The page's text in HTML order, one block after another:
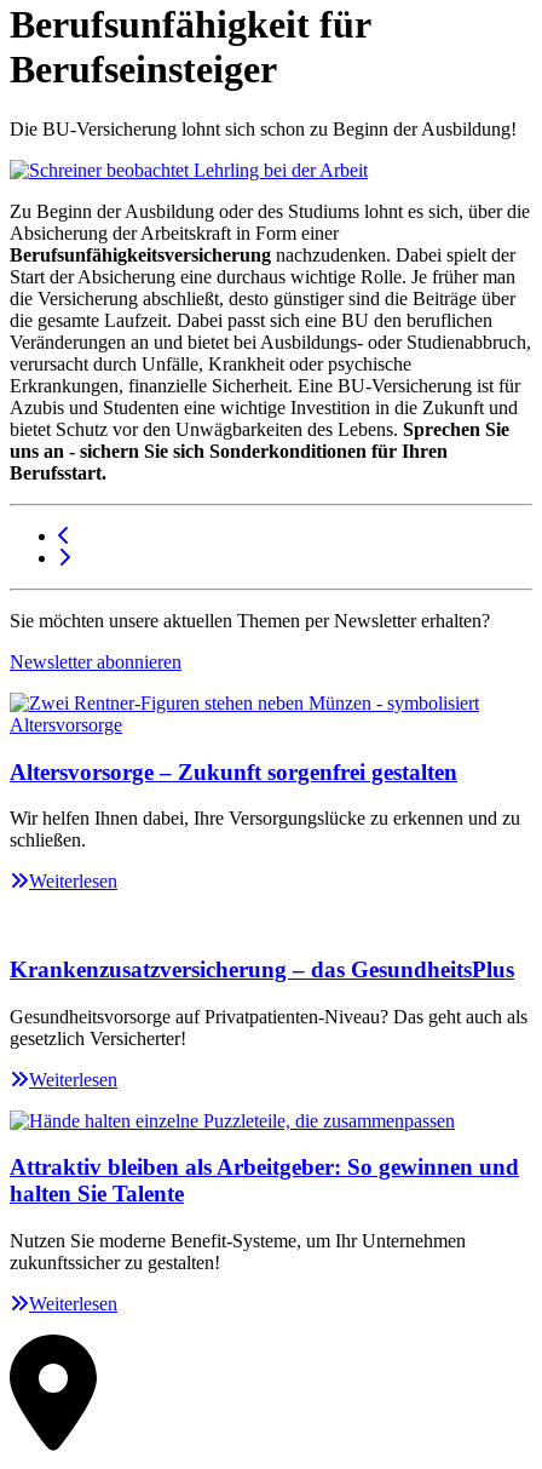
Berufsunfähigkeit für
Berufseinsteiger
Die BU-Versicherung lohnt sich schon zu Beginn der Ausbildung!
Zu Beginn der Ausbildung oder des Studiums lohnt es sich, über die
Absicherung der Arbeitskraft in Form einer
Berufsunfähigkeitsversicherung nachzudenken. Dabei spielt der
Start der Absicherung eine durchaus wichtige Rolle. Je früher man
die Versicherung abschließt, desto günstiger sind die Beiträge über
die gesamte Laufzeit. Dabei passt sich eine BU den beruflichen
Veränderungen an und bietet bei Ausbildungs- oder Studienabbruch,
verursacht durch Unfälle, Krankheit oder psychische
Erkrankungen, finanzielle Sicherheit. Eine BU-Versicherung ist für
Azubis und Studenten eine wichtige Investition in die Zukunft und
bietet Schutz vor den Unwägbarkeiten des Lebens. Sprechen Sie
uns an - sichern Sie sich Sonderkonditionen für Ihren
Berufsstart.
Sie möchten unsere aktuellen Themen per Newsletter erhalten?
Newsletter abonnieren
Altersvorsorge – Zukunft sorgenfrei gestalten
Wir helfen Ihnen dabei, Ihre Versorgungslücke zu erkennen und zu
schließen.
Weiterlesen
Krankenzusatzversicherung – das GesundheitsPlus
Gesundheitsvorsorge auf Privatpatienten-Niveau? Das geht auch als
gesetzlich Versicherter!
Weiterlesen
Attraktiv bleiben als Arbeitgeber: So gewinnen und
halten Sie Talente
Nutzen Sie moderne Benefit-Systeme, um Ihr Unternehmen
zukunftssicher zu gestalten!
Weiterlesen